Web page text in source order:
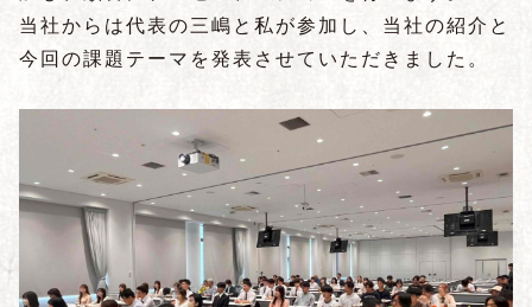
当社からは代表の三嶋と私が参加し、当社の紹介と
今回の課題テーマを発表させていただきました。